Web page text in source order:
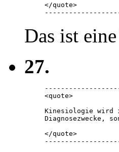
</quote>
Das ist
27.
<quote>
Kinesiologie
Diagnosezwecke,
</quote>